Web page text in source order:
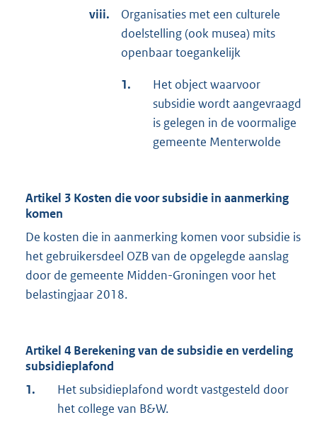
viii.
Organisaties met een culturele
doelstelling (ook musea) mits
openbaar toegankelijk
1.
Het object waarvoor
subsidie wordt aangevraagd
is gelegen in de voormalige
gemeente Menterwolde
Artikel 3 Kosten die voor subsidie in aanmerking
komen
De kosten die in aanmerking komen voor subsidie is
het gebruikersdeel OZB van de opgelegde aanslag
door de gemeente Midden-Groningen voor het
belastingjaar 2018.
Artikel 4 Berekening van de subsidie en verdeling
subsidieplafond
1.
Het subsidieplafond wordt vastgesteld door
het college van B&W.